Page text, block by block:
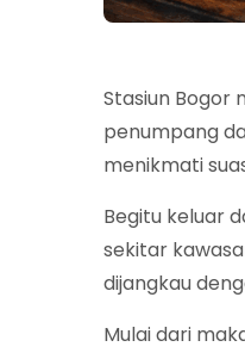
Stasiun Bogor
penumpang
menikmati
Begitu keluar
sekitar
dijangkau
Mulai dari